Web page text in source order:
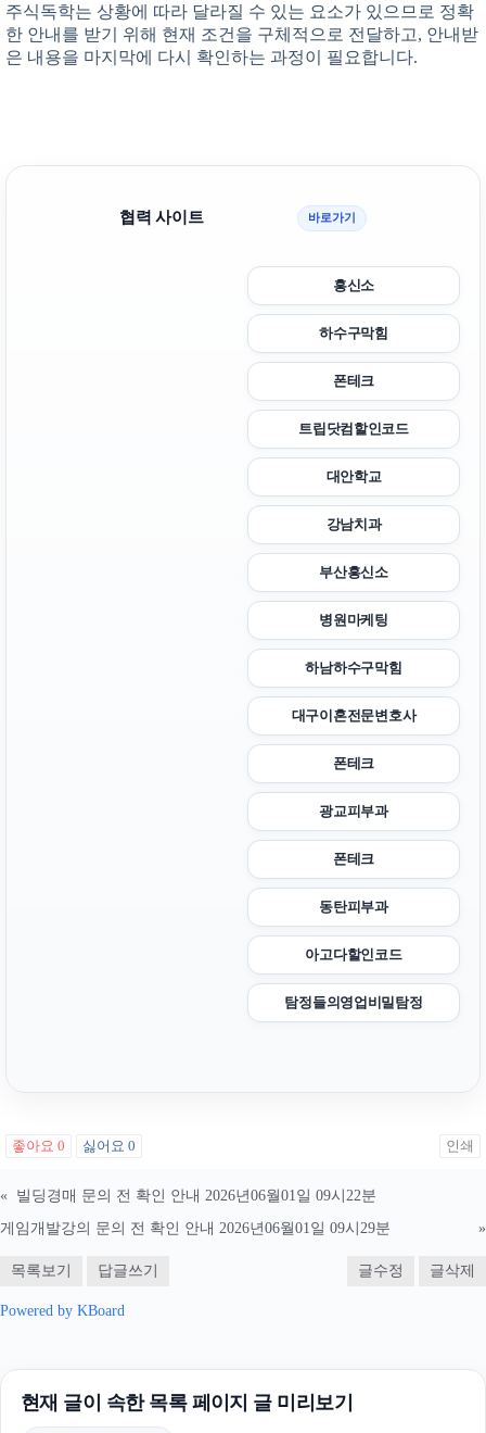
주식독학는 상황에 따라 달라질 수 있는 요소가 있으므로 정확
한 안내를 받기 위해 현재 조건을 구체적으로 전달하고, 안내받
은 내용을 마지막에 다시 확인하는 과정이 필요합니다.
협력 사이트 바로가기
흥신소
하수구막힘
폰테크
트립닷컴할인코드
대안학교
강남치과
부산흥신소
병원마케팅
하남하수구막힘
대구이혼전문변호사
폰테크
광교피부과
폰테크
동탄피부과
아고다할인코드
탐정들의영업비밀탐정
좋아요 0 싫어요 0 인쇄
« 빌딩경매 문의 전 확인 안내 2026년06월01일 09시22분
게임개발강의 문의 전 확인 안내 2026년06월01일 09시29분
»
목록보기 답글쓰기 글수정 글삭제
Powered by KBoard
현재 글이 속한 목록 페이지 글 미리보기